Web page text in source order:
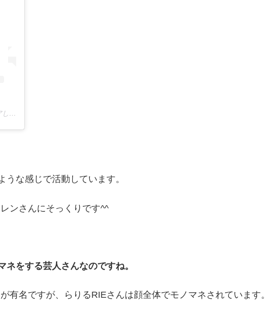
らりるRIEさん(@rariru_r)がシェアした投稿 –
な感じで活動しています。
ンさんにそっくりです^^
ネをする芸人さんなのですね。
有名ですが、らりるRIEさんは顔全体でモノマネされています。